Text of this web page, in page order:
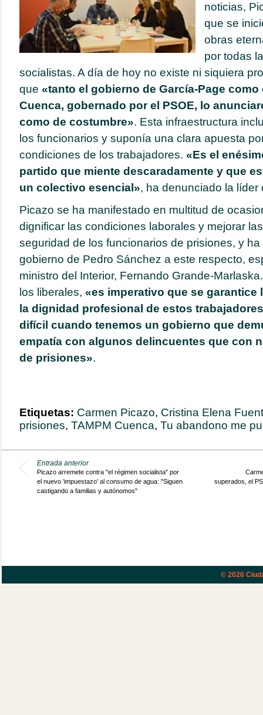
noticias,
que se
obras
por todas
socialistas. A día de hoy no existe ni siquiera
que «tanto el gobierno de García-Page
Cuenca, gobernado por el PSOE, lo
como de costumbre». Esta infraestructura
los funcionarios y suponía una clara apuesta
condiciones de los trabajadores. «Es el
partido que miente descaradamente y que
un colectivo esencial», ha denunciado la líder
Picazo se ha manifestado en multitud de
dignificar las condiciones laborales y mejorar
seguridad de los funcionarios de prisiones, y
gobierno de Pedro Sánchez a este respecto,
ministro del Interior, Fernando Grande-
los liberales, «es imperativo que se garantice
la dignidad profesional de estos
difícil cuando tenemos un gobierno que
empatía con algunos delincuentes que con
de prisiones».
Etiquetas: Carmen Picazo, Cristina Elena
prisiones, TAMPM Cuenca, Tu abandono me
Entrada anterior
Picazo arremete contra "el régimen socialista" por
el nuevo 'impuestazo' al consumo de agua: "Siguen
castigando a familias y autónomos"
superados, el
© 2026